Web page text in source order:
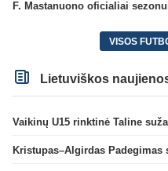
VISOS
Lietuviškos